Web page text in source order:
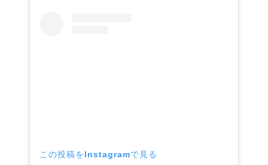
この投稿をInstagramで見る